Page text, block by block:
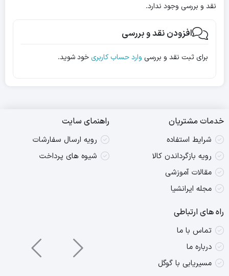
نقد و بررسی وجود ندارد.
افزودن نقد و بررسی
برای ثبت نقد و بررسی وارد حساب کاربریخود شوید.
خدمات مشتریان
شرایط استفاده
رویه بازگرداندن کالا
مقالات آموزشی
مجله ایرانشیا
راهنمای سایت
رویه ارسال سفارشات
شیوه های پرداخت
راه های ارتباطی
تماس با ما
درباره ما
مسیریابی با گوگل